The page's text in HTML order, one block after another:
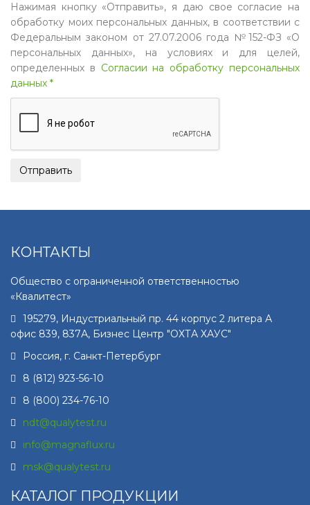
Нажимая кнопку «Отправить», я даю свое согласие на
обработку моих персональных данных, в соответствии с
Федеральным законом от 27.07.2006 года №152-ФЗ «О
персональных данных», на условиях и для целей,
определенных в Согласии на обработку персональных
данных *
КОНТАКТЫ
Общество с ограниченной ответственностью
«Квалитест»
195279, Индустриальный пр. 44 корпус 2 литера А
офис 839, 837А, Бизнес Центр "ОХТА ХАУС"
Россия, г. Санкт-Петербург
8 (812) 923-56-10
8 (800) 234-76-10
ndt@qualytest.ru
info@magnaflux.ru
msk@qualytest.ru
КАТАЛОГ ПРОДУКЦИИ